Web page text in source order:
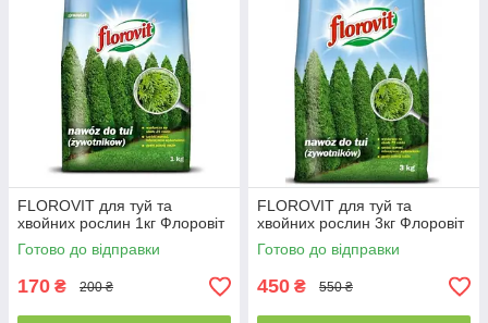
FLOROVIT для туй та
хвойних рослин 1кг Флоровіт
Готово до відправки
170 ₴ 200 ₴
FLOROVIT для туй та
хвойних рослин 3кг Флоровіт
Готово до відправки
450 ₴ 550 ₴